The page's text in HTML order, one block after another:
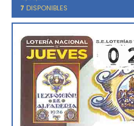
7 DISPONIBLES